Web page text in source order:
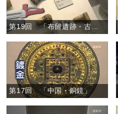
第17回 「中国・銅鏡」